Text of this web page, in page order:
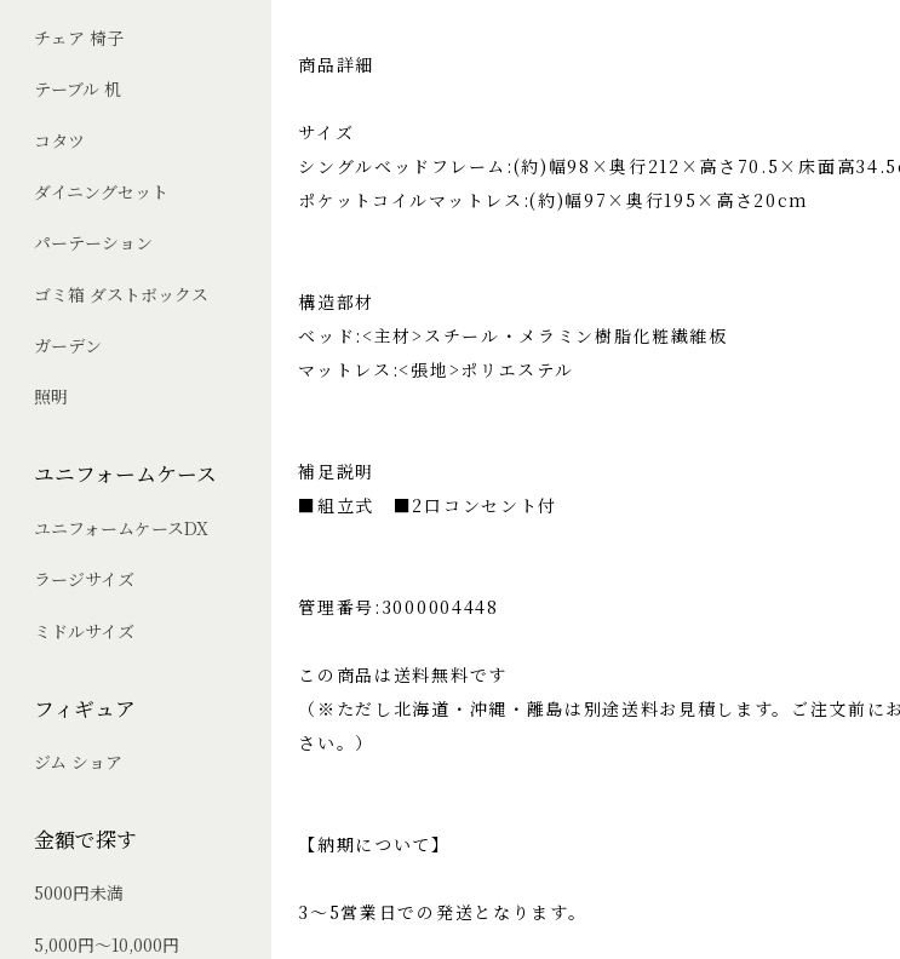
チェア 椅子
テーブル 机
コタツ
ダイニングセット
パーテーション
ゴミ箱 ダストボックス
ガーデン
照明
ユニフォームケース
ユニフォームケースDX
ラージサイズ
ミドルサイズ
フィギュア
ジム ショア
金額で探す
5000円未満
5,000円～10,000円
商品詳細
サイズ
シングルベッドフレーム:(約)幅98×奥行212×高さ70.5×床面高
ポケットコイルマットレス:(約)幅97×奥行195×高さ20cm
構造部材
ベッド:<主材>スチール・メラミン樹脂化粧繊維板
マットレス:<張地>ポリエステル
補足説明
■組立式 ■2口コンセント付
管理番号:3000004448
この商品は送料無料です
（※ただし北海道・沖縄・離島は別途送料お見積します。ご注文前に
さい。）
【納期について】
3～5営業日での発送となります。